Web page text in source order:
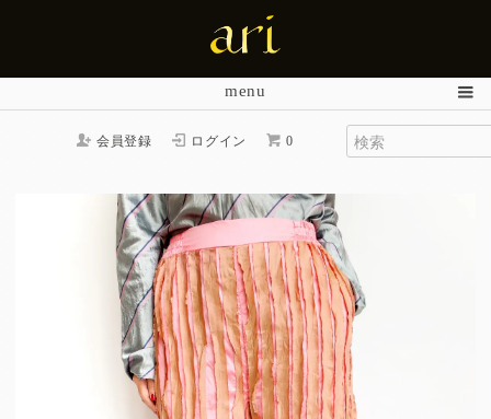
menu
会員登録 ログイン 0